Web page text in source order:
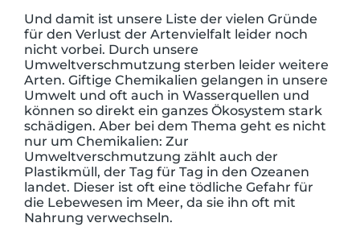
Und damit ist unsere Liste der vielen Gründe
für den Verlust der Artenvielfalt leider noch
nicht vorbei. Durch unsere
Umweltverschmutzung sterben leider weitere
Arten. Giftige Chemikalien gelangen in unsere
Umwelt und oft auch in Wasserquellen und
können so direkt ein ganzes Ökosystem stark
schädigen. Aber bei dem Thema geht es nicht
nur um Chemikalien: Zur
Umweltverschmutzung zählt auch der
Plastikmüll, der Tag für Tag in den Ozeanen
landet. Dieser ist oft eine tödliche Gefahr für
die Lebewesen im Meer, da sie ihn oft mit
Nahrung verwechseln.